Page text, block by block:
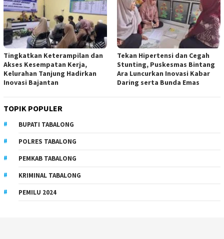
Tingkatkan Keterampilan dan
Akses Kesempatan Kerja,
Kelurahan Tanjung Hadirkan
Inovasi Bajantan
Tekan Hipertensi dan Cegah
Stunting, Puskesmas Bintang
Ara Luncurkan Inovasi Kabar
Daring serta Bunda Emas
TOPIK POPULER
BUPATI TABALONG
POLRES TABALONG
PEMKAB TABALONG
KRIMINAL TABALONG
PEMILU 2024